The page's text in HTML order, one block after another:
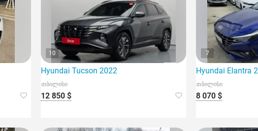
10
Hyundai Tucson 2022
თბილისი
12 850 $
7
Hyundai Elantra
თბილისი
8 070 $